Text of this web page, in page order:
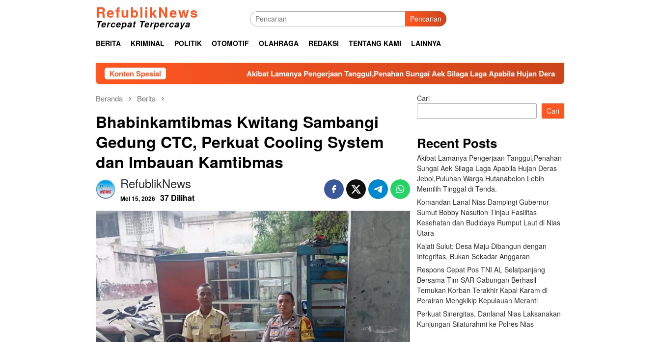
RefublikNews
Tercepat Terpercaya Pencarian
BERITA KRIMINAL POLITIK OTOMOTIF OLAHRAGA REDAKSI TENTANG KAMI LAINNYA
Konten Spesial Akibat Lamanya Pengerjaan Tanggul,Penahan Sungai Aek Silaga Laga Apabila Hujan Deras Jebol,Puluhan Warga Hutanabolon Lebih
Beranda Berita
Bhabinkamtibmas Kwitang Sambangi
Gedung CTC, Perkuat Cooling System
dan Imbauan Kamtibmas
RefublikNews
Mei 15, 2026 37 Dilihat
Cari
Cari
Recent Posts
Akibat Lamanya Pengerjaan Tanggul,Penahan
Sungai Aek Silaga Laga Apabila Hujan Deras
Jebol,Puluhan Warga Hutanabolon Lebih
Memilih Tinggal di Tenda.
Komandan Lanal Nias Dampingi Gubernur
Sumut Bobby Nasution Tinjau Fasilitas
Kesehatan dan Budidaya Rumput Laut di Nias
Utara
Kajati Sulut: Desa Maju Dibangun dengan
Integritas, Bukan Sekadar Anggaran
Respons Cepat Pos TNI AL Selatpanjang
Bersama Tim SAR Gabungan Berhasil
Temukan Korban Terakhir Kapal Karam di
Perairan Mengkikip Kepulauan Meranti
Perkuat Sinergitas, Danlanal Nias Laksanakan
Kunjungan Silaturahmi ke Polres Nias